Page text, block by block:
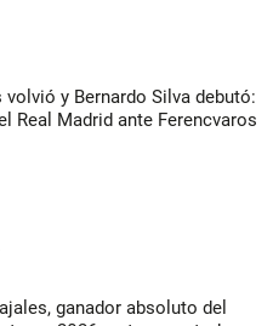
y Bernardo Silva debutó:
Real Madrid ante Ferencvaros
ganador absoluto del